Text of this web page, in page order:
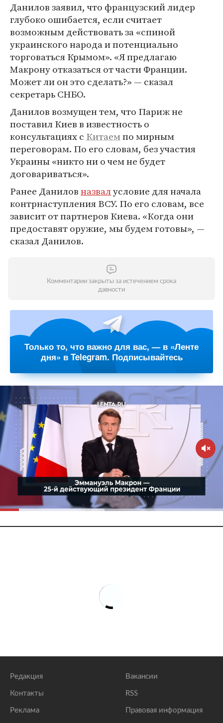
Данилов заявил, что французский лидер
глубоко ошибается, если считает
возможным действовать за «спиной
украинского народа и потенциально
торговаться Крымом». «Я предлагаю
Макрону отказаться от части Франции.
Может ли он это сделать?» — сказал
секретарь СНБО.
Данилов возмущен тем, что Париж не
поставил Киев в известность о
консультациях с Китаемпо мирным
переговорам. По его словам, без участия
Украины «никто ни о чем не будет
договариваться».
Ранее Даниловназвалусловие для начала
контрнаступления ВСУ. По его словам, все
зависит от партнеров Киева. «Когда они
предоставят оружие, мы будем готовы», —
сказал Данилов.
Комментарии закрыты за истечением срока
давности
Только то, что важно для вас, — в «Ленте
дня» в Telegram. Подписывайтесь
Редакция
Контакты
Реклама
Вакансии
RSS
Правовая информация